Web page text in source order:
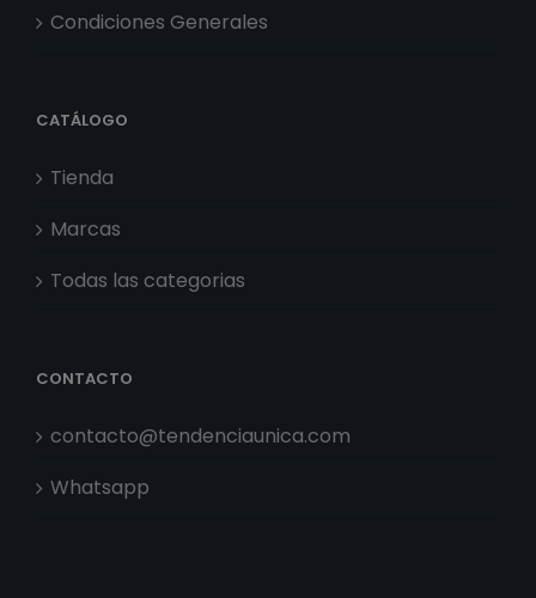
Condiciones Generales
CATÁLOGO
Tienda
Marcas
Todas las categorias
CONTACTO
contacto@tendenciaunica.com
Whatsapp